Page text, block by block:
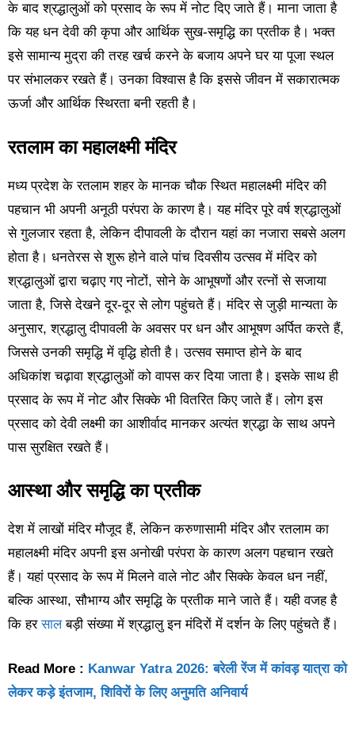
के बाद श्रद्धालुओं को प्रसाद के रूप में नोट दिए जाते हैं। माना जाता है
कि यह धन देवी की कृपा और आर्थिक सुख-समृद्धि का प्रतीक है। भक्त
इसे सामान्य मुद्रा की तरह खर्च करने के बजाय अपने घर या पूजा स्थल
पर संभालकर रखते हैं। उनका विश्वास है कि इससे जीवन में सकारात्मक
ऊर्जा और आर्थिक स्थिरता बनी रहती है।
रतलाम का महालक्ष्मी मंदिर
मध्य प्रदेश के रतलाम शहर के मानक चौक स्थित महालक्ष्मी मंदिर की
पहचान भी अपनी अनूठी परंपरा के कारण है। यह मंदिर पूरे वर्ष श्रद्धालुओं
से गुलजार रहता है, लेकिन दीपावली के दौरान यहां का नजारा सबसे अलग
होता है। धनतेरस से शुरू होने वाले पांच दिवसीय उत्सव में मंदिर को
श्रद्धालुओं द्वारा चढ़ाए गए नोटों, सोने के आभूषणों और रत्नों से सजाया
जाता है, जिसे देखने दूर-दूर से लोग पहुंचते हैं। मंदिर से जुड़ी मान्यता के
अनुसार, श्रद्धालु दीपावली के अवसर पर धन और आभूषण अर्पित करते हैं,
जिससे उनकी समृद्धि में वृद्धि होती है। उत्सव समाप्त होने के बाद
अधिकांश चढ़ावा श्रद्धालुओं को वापस कर दिया जाता है। इसके साथ ही
प्रसाद के रूप में नोट और सिक्के भी वितरित किए जाते हैं। लोग इस
प्रसाद को देवी लक्ष्मी का आशीर्वाद मानकर अत्यंत श्रद्धा के साथ अपने
पास सुरक्षित रखते हैं।
आस्था और समृद्धि का प्रतीक
देश में लाखों मंदिर मौजूद हैं, लेकिन करुणासामी मंदिर और रतलाम का
महालक्ष्मी मंदिर अपनी इस अनोखी परंपरा के कारण अलग पहचान रखते
हैं। यहां प्रसाद के रूप में मिलने वाले नोट और सिक्के केवल धन नहीं,
बल्कि आस्था, सौभाग्य और समृद्धि के प्रतीक माने जाते हैं। यही वजह है
कि हरसालबड़ी संख्या में श्रद्धालु इन मंदिरों में दर्शन के लिए पहुंचते हैं।
Read More : Kanwar Yatra 2026: बरेली रेंज में कांवड़ यात्रा को
लेकर कड़े इंतजाम, शिविरों के लिए अनुमति अनिवार्य